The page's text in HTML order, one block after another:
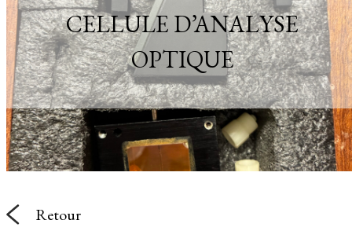
Liens et ressources
CELLULE D’ANALYSE
OPTIQUE
Retour